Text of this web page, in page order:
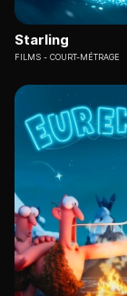
Starling
FILMS COURT-MÉTRAGE